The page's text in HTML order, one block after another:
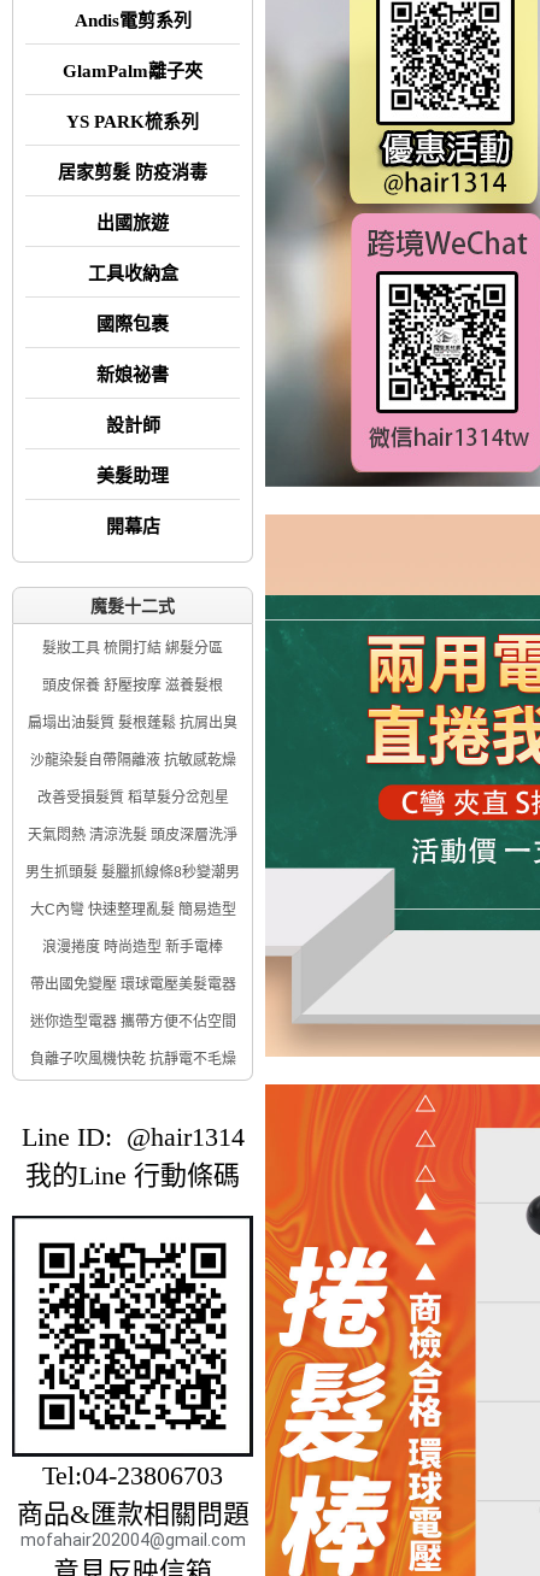
Andis電剪系列
GlamPalm離子夾
YS PARK梳系列
居家剪髮 防疫消毒
出國旅遊
工具收納盒
國際包裹
新娘祕書
設計師
美髮助理
開幕店
魔髮十二式
髮妝工具 梳開打結 綁髮分區
頭皮保養 舒壓按摩 滋養髮根
扁塌出油髮質 髮根蓬鬆 抗屑出臭
沙龍染髮自帶隔離液 抗敏感乾燥
改善受損髮質 稻草髮分岔剋星
天氣悶熱 清涼洗髮 頭皮深層洗淨
男生抓頭髮 髮臘抓線條8秒變潮男
大C內彎 快速整理亂髮 簡易造型
浪漫捲度 時尚造型 新手電棒
帶出國免變壓 環球電壓美髮電器
迷你造型電器 攜帶方便不佔空間
負離子吹風機快乾 抗靜電不毛燥
Line ID: @hair1314
我的Line 行動條碼
Tel:04-23806703
商品&匯款相關問題
mofahair202004@gmail.com